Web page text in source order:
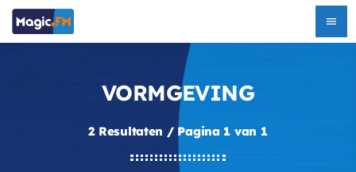
menu
VORMGEVING
2 Resultaten / Pagina 1 van 1